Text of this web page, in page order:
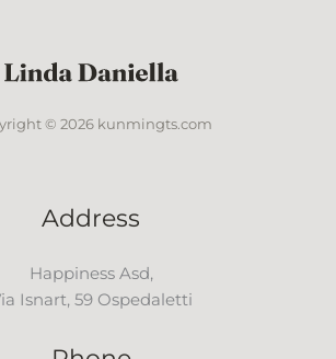
© 2026 kunmingts.com
Address
Happiness Asd,
Isnart, 59 Ospedaletti